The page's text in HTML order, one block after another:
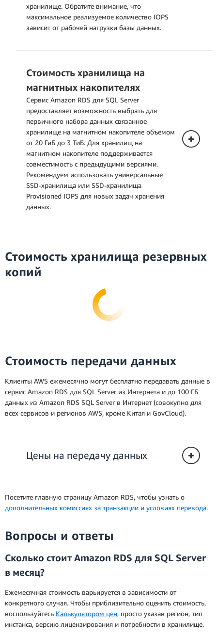
зарезервированного инстанса. Каждый месяц
фактическому количеству часов в этом месяце,
умноженному на почасовой тариф, или
количеству секунд в данном месяце,
умноженному на почасовой тариф,
равен сумме средних ежемесячных платежей
в году 365 дней) за тот же период.
рассчитать экономию при использовании
зарезервированного инстанса вместо инстанса
по требованию. При покупке
зарезервированного инстанса вы оплачиваете
каждый час на протяжении выбранного срока
в это время инстанс. Фактическая почасовая
цена соответствует амортизированным
почасовым расходам на инстанс. Для ее
расчета общая стоимость зарезервированного
хранилище. Обратите внимание, что
максимальное реализуемое количество IOPS
зависит от рабочей нагрузки базы данных.
Развертывание в одной зоне
Развертывание в нескольких зонах
доступности (один резервный
инстанс)
Стоимость хранилища на
магнитных накопителях
Сервис Amazon RDS для SQL Server
предоставляет возможность выбрать для
первичного набора данных связанное
хранилище на магнитном накопителе объемом
от 20 ГиБ до 3 ТиБ. Для хранилищ на
магнитном накопителе поддерживается
совместимость с предыдущими версиями.
Рекомендуем использовать универсальные
SSD-хранилища или SSD-хранилища
Provisioned IOPS для новых задач хранения
данных.
доступности
Развертывание в нескольких зонах
Стоимость хранилища резервных
копий
Стоимость передачи данных
Клиенты AWS ежемесячно могут бесплатно передавать данные в
сервис Amazon RDS для SQL Server из Интернета и до 100 ГБ
данных из Amazon RDS SQL Server в Интернет (совокупно для
всех сервисов и регионов AWS, кроме Китая и GovCloud).
Цены на передачу данных
Посетите главную страницу Amazon RDS, чтобы узнать о
дополнительных комиссиях за транзакции и условиях перевода.
Вопросы и ответы
Сколько стоит Amazon RDS для SQL Server
в месяц?
Ежемесячная стоимость варьируется в зависимости от
конкретного случая. Чтобы приблизительно оценить стоимость,
воспользуйтесь Калькулятором цен, просто указав регион, тип
инстанса, версию лицензирования и потребности в хранилище.